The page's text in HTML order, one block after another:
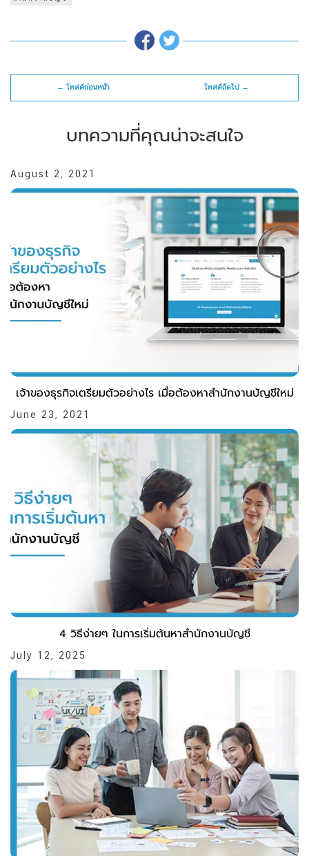
← โพสต์ก่อนหน้า โพสต์ถัดไป →
บทความที่คุณน่าจะสนใจ
August 2, 2021
เจ้าของธุรกิจเตรียมตัวอย่างไร เมื่อต้องหาสำนักงานบัญชีใหม่
June 23, 2021
4 วิธีง่ายๆ ในการเริ่มต้นหาสำนักงานบัญชี
July 12, 2025